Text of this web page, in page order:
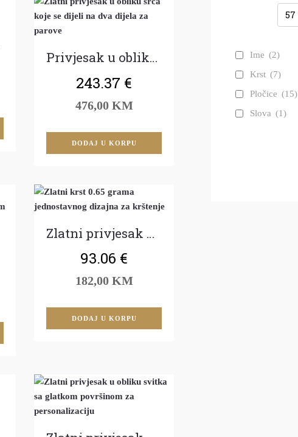
Privjesak u obliku srca
243.37 €
476,00 KM
DODAJ U KORPU
Zlatni privjesak – krst
93.06 €
182,00 KM
DODAJ U KORPU
Ime (2)
Krst (7)
Pločice (15)
Slova (1)